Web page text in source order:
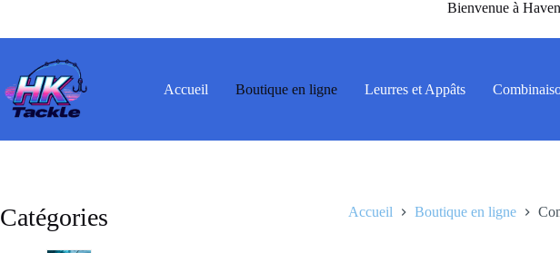
contenu
Bienvenue à
Accueil Boutique en ligne Leurres et Appâts
Accueil Boutique en ligne
Catégories